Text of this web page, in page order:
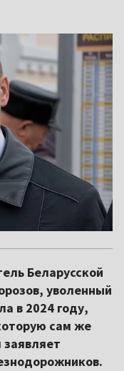
Беларусской
уволенный
в 2024 году,
сам же